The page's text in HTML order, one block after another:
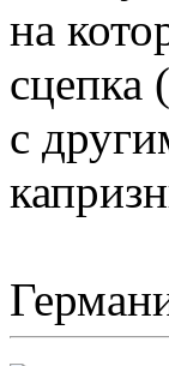
на
сцепка
с